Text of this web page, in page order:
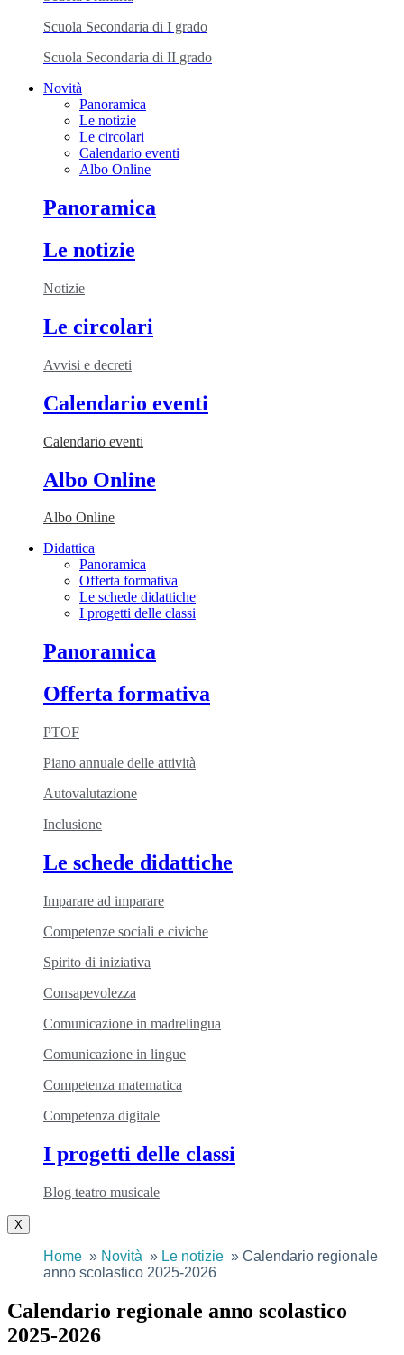
Scuola Secondaria di I grado
Scuola Secondaria di II grado
Novità
Panoramica
Le notizie
Le circolari
Calendario eventi
Albo Online
Panoramica
Le notizie
Notizie
Le circolari
Avvisi e decreti
Calendario eventi
Calendario eventi
Albo Online
Albo Online
Didattica
Panoramica
Offerta formativa
Le schede didattiche
I progetti delle classi
Panoramica
Offerta formativa
PTOF
Piano annuale delle attività
Autovalutazione
Inclusione
Le schede didattiche
Imparare ad imparare
Competenze sociali e civiche
Spirito di iniziativa
Consapevolezza
Comunicazione in madrelingua
Comunicazione in lingue
Competenza matematica
Competenza digitale
I progetti delle classi
Blog teatro musicale
X
Home Novità Le notizie
Calendario regionale
anno scolastico 2025-2026
Calendario regionale anno scolastico
2025-2026